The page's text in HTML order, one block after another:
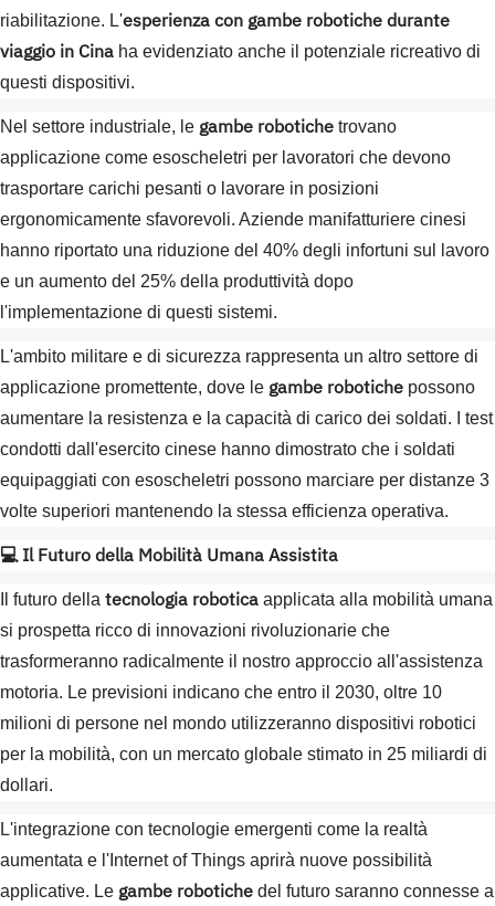
riabilitazione. L'esperienza con gambe robotiche durante
viaggio in Cina ha evidenziato anche il potenziale ricreativo di
questi dispositivi.
Nel settore industriale, le gambe robotiche trovano
applicazione come esoscheletri per lavoratori che devono
trasportare carichi pesanti o lavorare in posizioni
ergonomicamente sfavorevoli. Aziende manifatturiere cinesi
hanno riportato una riduzione del 40% degli infortuni sul lavoro
e un aumento del 25% della produttività dopo
l'implementazione di questi sistemi.
L'ambito militare e di sicurezza rappresenta un altro settore di
applicazione promettente, dove le gambe robotiche possono
aumentare la resistenza e la capacità di carico dei soldati. I test
condotti dall'esercito cinese hanno dimostrato che i soldati
equipaggiati con esoscheletri possono marciare per distanze 3
volte superiori mantenendo la stessa efficienza operativa.
💻 Il Futuro della Mobilità Umana Assistita
Il futuro della tecnologia robotica applicata alla mobilità umana
si prospetta ricco di innovazioni rivoluzionarie che
trasformeranno radicalmente il nostro approccio all'assistenza
motoria. Le previsioni indicano che entro il 2030, oltre 10
milioni di persone nel mondo utilizzeranno dispositivi robotici
per la mobilità, con un mercato globale stimato in 25 miliardi di
dollari.
L'integrazione con tecnologie emergenti come la realtà
aumentata e l'Internet of Things aprirà nuove possibilità
applicative. Le gambe robotiche del futuro saranno connesse a